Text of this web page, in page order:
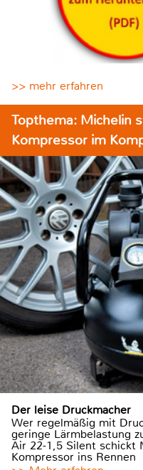
>> mehr erfahren
Topthema: Michelin
Kompressor im
Der leise Druckmacher
Wer regelmäßig mit
geringe Lärmbelastung
Air 22-1,5 Silent schickt
Kompressor ins Rennen